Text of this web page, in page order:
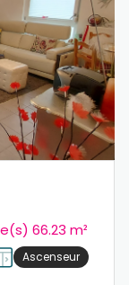
Appartement 3 pièce(s) 2 chambre(s) 66.23 m²
Ascenseur